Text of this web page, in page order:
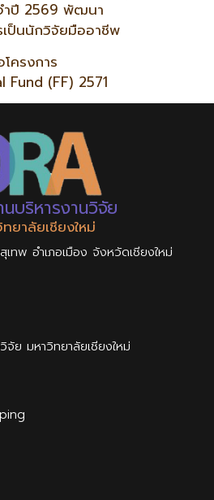
ำปี 2569 พัฒนา
ป็นนักวิจัยมืออาชีพ
ครงการ
Fund (FF) 2571
บริหารงานวิจัย
ยาลัยเชียงใหม่
ทพ อำเภอเมือง จังหวัดเชียงใหม่
จัย มหาวิทยาลัยเชียงใหม่